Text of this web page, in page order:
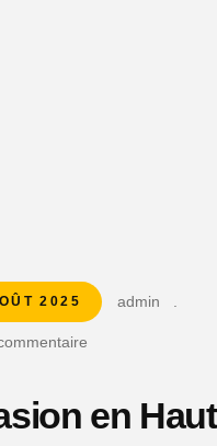
2025 admin .
en